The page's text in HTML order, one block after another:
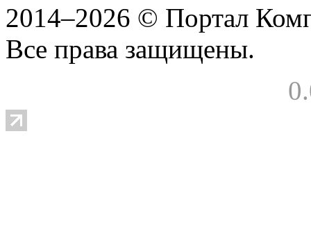
2014–2026 © Портал
Все права защищены.